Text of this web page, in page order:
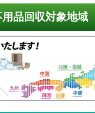
用品回収対象地域